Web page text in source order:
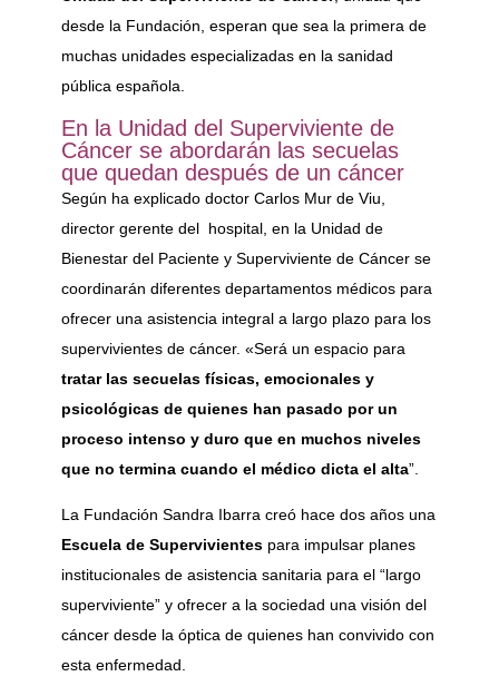
desde la Fundación, esperan que sea la primera de
muchas unidades especializadas en la sanidad
pública española.
En la Unidad del Superviviente de
Cáncer se abordarán las secuelas
que quedan después de un cáncer
Según ha explicado doctor Carlos Mur de Viu,
director gerente del hospital, en la Unidad de
Bienestar del Paciente y Superviviente de Cáncer se
coordinarán diferentes departamentos médicos para
ofrecer una asistencia integral a largo plazo para los
supervivientes de cáncer. «Será un espacio para
tratar las secuelas físicas, emocionales y
psicológicas de quienes han pasado por un
proceso intenso y duro que en muchos niveles
que no termina cuando el médico dicta el alta”.
La Fundación Sandra Ibarra creó hace dos años una
Escuela de Supervivientespara impulsar planes
institucionales de asistencia sanitaria para el “largo
superviviente” y ofrecer a la sociedad una visión del
cáncer desde la óptica de quienes han convivido con
esta enfermedad.